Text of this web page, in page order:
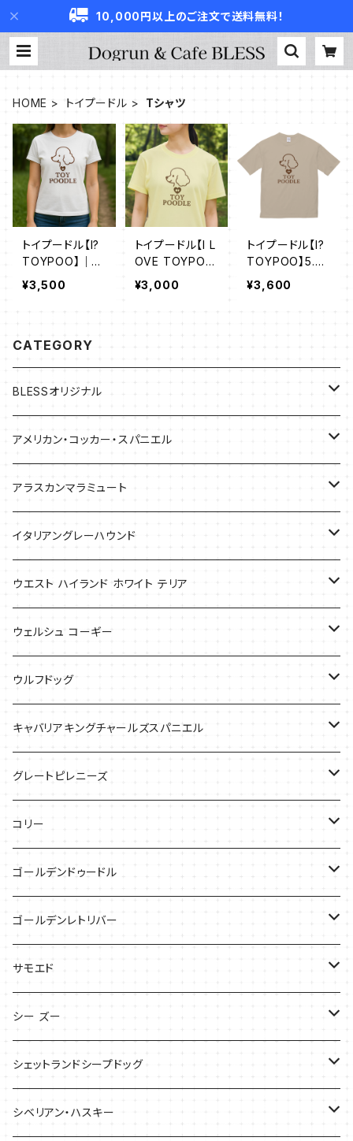
10,000円以上のご注文で送料無料！
HOME トイプードル Tシャツ
トイプードル【I?
TOYPOO】｜
（ベーシックTシ
ャツ（全50色）
¥3,500
トイプードル【I L
OVE TOYPO
O】ドライＴシャ
ツ（全50色）
¥3,000
トイプードル【I?
TOYPOO】5.6
オンス ビッグシ
ルエット Ｔシャ
¥3,600
CATEGORY
BLESSオリジナル
バッグ
アメリカン・コッカー・スパニエル
バッグ
Tシャツ
アラスカンマラミュート
Tシャツ
バッグ
ケース
イタリアングレーハウンド
ケース
バッグ
Tシャツ
ウエスト ハイランド ホワイト テリア
ケース
バッグ
ウェルシュ コーギー
Tシャツ
バッグ
ケース
ウルフドッグ
Tシャツ
キャバリアキングチャールズスパニエル
バッグ
ケース
Tシャツ
グレートピレニーズ
キャップ
Tシャツ
タオル
サンダル
バッグ
ケース
コリー
バッグ
ケース
Tシャツ
ゴールデンドゥードル
Tシャツ
ゴールデンレトリバー
Tシャツ
バッグ
ケース
サモエド
Tシャツ
バッグ
シー ズー
Tシャツ
バッグ
シェットランドシープドッグ
バッグ
シベリアン・ハスキー